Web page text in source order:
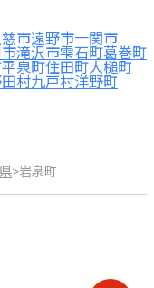
市遠野市一関市
滝沢市雫石町葛巻町
平泉町住田町大槌町
村九戸村洋野町
>岩泉町